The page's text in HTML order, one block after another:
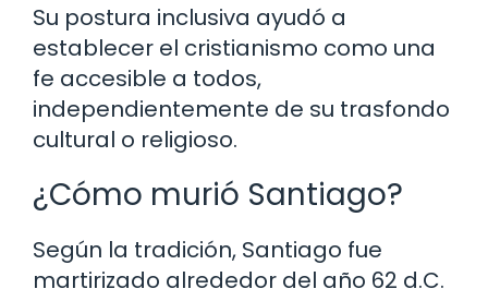
Su postura inclusiva ayudó a
establecer el cristianismo como una
fe accesible a todos,
independientemente de su trasfondo
cultural o religioso.
¿Cómo murió Santiago?
Según la tradición, Santiago fue
martirizado alrededor del año 62 d.C.